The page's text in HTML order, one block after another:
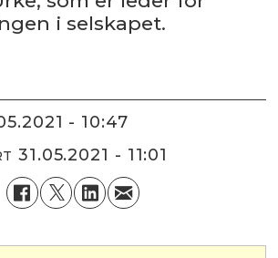
i selskapet.
- 10:47
31.05.2021 - 11:01